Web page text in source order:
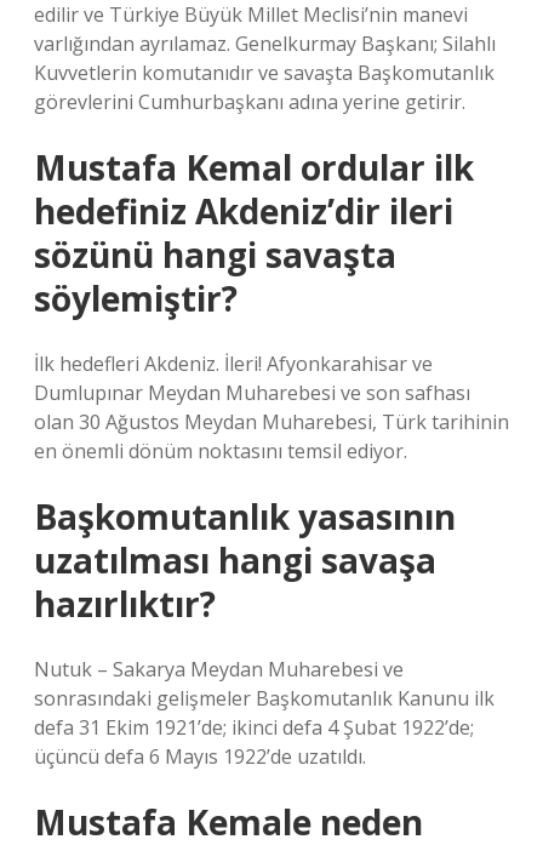
edilir ve Türkiye Büyük Millet Meclisi’nin manevi
varlığından ayrılamaz. Genelkurmay Başkanı; Silahlı
Kuvvetlerin komutanıdır ve savaşta Başkomutanlık
görevlerini Cumhurbaşkanı adına yerine getirir.
Mustafa Kemal ordular ilk
hedefiniz Akdeniz’dir ileri
sözünü hangi savaşta
söylemiştir?
İlk hedefleri Akdeniz. İleri! Afyonkarahisar ve
Dumlupınar Meydan Muharebesi ve son safhası
olan 30 Ağustos Meydan Muharebesi, Türk tarihinin
en önemli dönüm noktasını temsil ediyor.
Başkomutanlık yasasının
uzatılması hangi savaşa
hazırlıktır?
Nutuk – Sakarya Meydan Muharebesi ve
sonrasındaki gelişmeler Başkomutanlık Kanunu ilk
defa 31 Ekim 1921’de; ikinci defa 4 Şubat 1922’de;
üçüncü defa 6 Mayıs 1922’de uzatıldı.
Mustafa Kemale neden